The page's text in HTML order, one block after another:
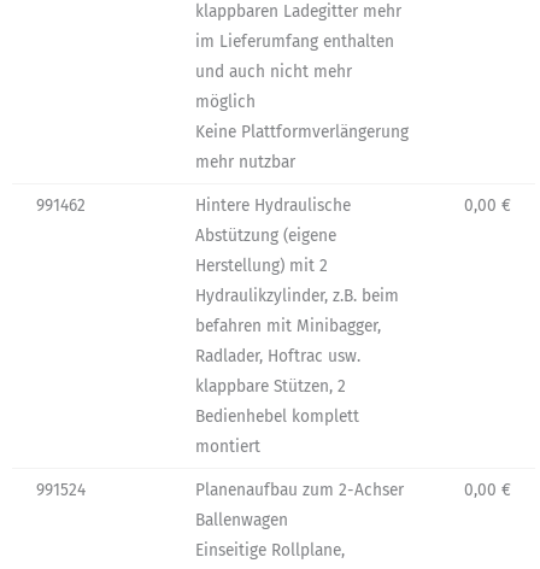
klappbaren Ladegitter mehr
im Lieferumfang enthalten
und auch nicht mehr
möglich
Keine Plattformverlängerung
mehr nutzbar
991462
Hintere Hydraulische
Abstützung (eigene
Herstellung) mit 2
Hydraulikzylinder, z.B. beim
befahren mit Minibagger,
Radlader, Hoftrac usw.
klappbare Stützen, 2
Bedienhebel komplett
montiert
0,00 €
991524
Planenaufbau zum 2-Achser
Ballenwagen
Einseitige Rollplane,
0,00 €